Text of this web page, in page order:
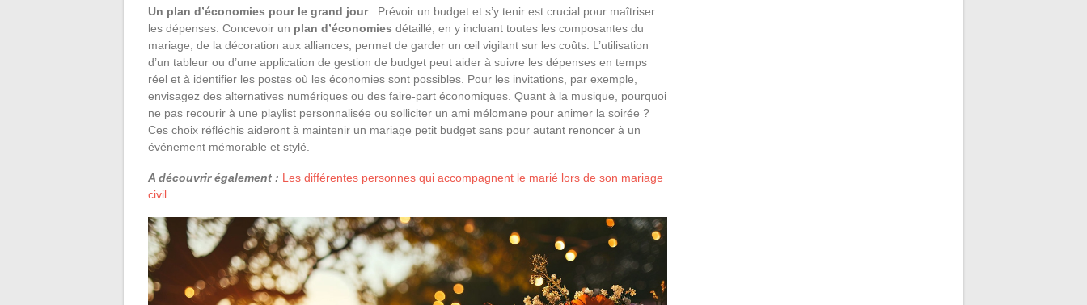
Un plan d’économies pour le grand jour: Prévoir un budget et s’y tenir est crucial pour maîtriser
les dépenses. Concevoir un plan d’économies détaillé, en y incluant toutes les composantes du
mariage, de la décoration aux alliances, permet de garder un œil vigilant sur les coûts. L’utilisation
d’un tableur ou d’une application de gestion de budget peut aider à suivre les dépenses en temps
réel et à identifier les postes où les économies sont possibles. Pour les invitations, par exemple,
envisagez des alternatives numériques ou des faire-part économiques. Quant à la musique, pourquoi
ne pas recourir à une playlist personnalisée ou solliciter un ami mélomane pour animer la soirée ?
Ces choix réfléchis aideront à maintenir un mariage petit budget sans pour autant renoncer à un
événement mémorable et stylé.
A découvrir également : Les différentes personnes qui accompagnent le marié lors de son mariage
civil